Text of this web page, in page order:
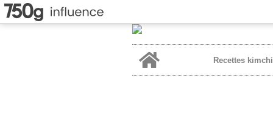
Recettes kimchi